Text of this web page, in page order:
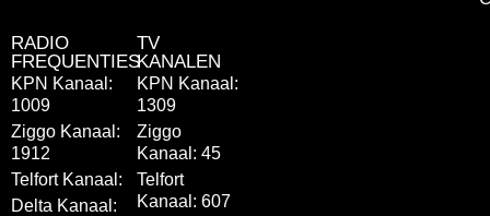
RADIO
FREQUENTIES
KPN Kanaal:
1009
Ziggo Kanaal:
1912
Telfort Kanaal:
Delta Kanaal:
TV
KANALEN
KPN Kanaal:
1309
Ziggo
Kanaal: 45
Telfort
Kanaal: 607